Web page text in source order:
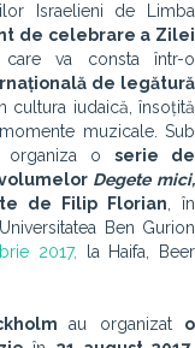
Israelieni de Limba
de celebrare a Zilei
va consta într-o
de legătură
cultura iudaică, însoțită
muzicale. Sub
organiza o serie de
Degete mici,
de Filip Florian , în
Ben Gurion
2017, la Haifa, Beer
au organizat o